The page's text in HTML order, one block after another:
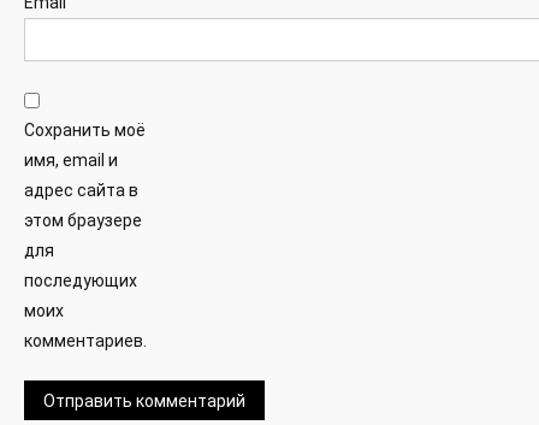
Сохранить моё
имя, email и
адрес сайта в
этом браузере
для
последующих
моих
комментариев.